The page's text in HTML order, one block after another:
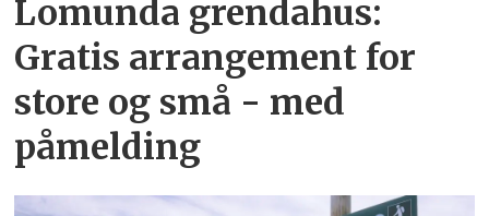
Lomunda grendahus:
Gratis arrangement for
store og små - med
påmelding